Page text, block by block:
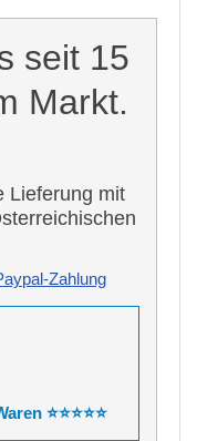
seit 15
Markt.
Lieferung mit
Zahlung
⭐⭐⭐⭐⭐